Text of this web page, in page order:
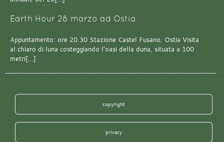
Earth Hour 28 marzo ad Ostia
Appuntamento: ore 20.30 Stazione Castel Fusano, Ostia Visita
al chiaro di luna costeggiando l’oasi della duna, situata a 100
metri[…]
copyright
privacy